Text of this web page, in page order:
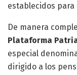
establecidos para
De manera
Plataforma
especial
dirigido a los